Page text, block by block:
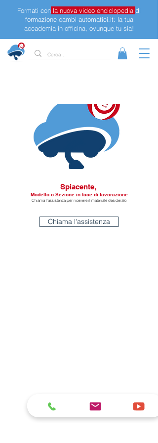
Formati con la nuova video enciclopedia di
formazione-cambi-automatici.it: la tua
accademia in officina, ovunque tu sia!
Spiacente,
Modello o Sezione in fase di lavorazione
Chiama l'assistenza per ricevere il materiale desiderato
Chiama l'assistenza